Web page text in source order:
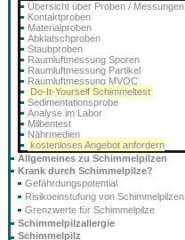
Übersicht über Proben / Messungen
Kontaktproben
Materialproben
Abklatschproben
Staubproben
Raumluftmessung Sporen
Raumluftmessung Partikel
Raumluftmessung MVOC
Do-It-Yourself Schimmeltest
Sedimentationsprobe
Analyse im Labor
Milbentest
Nährmedien
kostenloses Angebot anfordern
Allgemeines zu Schimmelpilzen
Krank durch Schimmelpilze?
Gefährdungspotential
Risikoeinstufung von Schimmelpilzen
Grenzwerte für Schimmelpilze
Schimmelpilzallergie
Schimmelpilz